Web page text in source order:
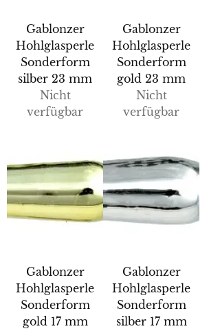
Gablonzer
Hohlglasperle
Sonderform
silber 23 mm
Nicht
verfügbar
Gablonzer
Hohlglasperle
Sonderform
gold 23 mm
Nicht
verfügbar
Gablonzer
Hohlglasperle
Sonderform
gold 17 mm
Gablonzer
Hohlglasperle
Sonderform
silber 17 mm